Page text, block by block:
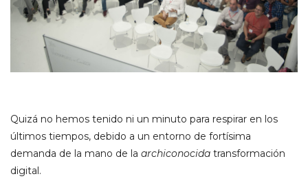
Quizá no hemos tenido ni un minuto para respirar en los
últimos tiempos, debido a un entorno de fortísima
demanda de la mano de la archiconocida transformación
digital.